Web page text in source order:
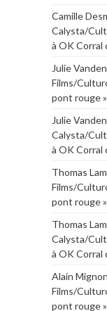
Camille
Calysta/
à OK Corral
Julie
Films/
pont rouge
Julie
Calysta/
à OK Corral
Thomas
Films/
pont rouge
Thomas
Calysta/
à OK Corral
Alain Mignon
Films/
pont rouge